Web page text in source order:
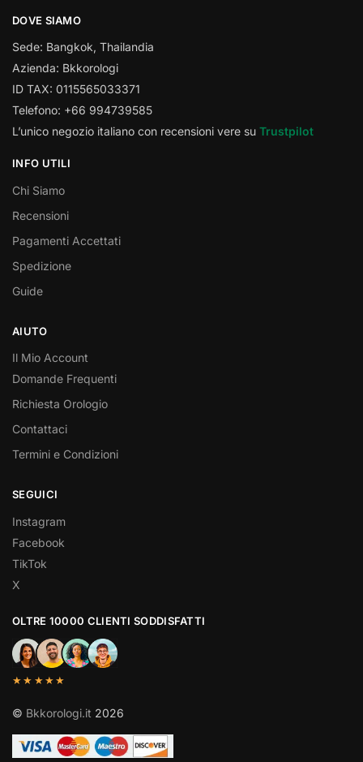
DOVE SIAMO
Sede: Bangkok, Thailandia
Azienda: Bkkorologi
ID TAX: 0115565033371
Telefono: +66 994739585
L’unico negozio italiano con recensioni vere su Trustpilot
INFO UTILI
Chi Siamo
Recensioni
Pagamenti Accettati
Spedizione
Guide
AIUTO
Il Mio Account
Domande Frequenti
Richiesta Orologio
Contattaci
Termini e Condizioni
SEGUICI
Instagram
Facebook
TikTok
X
OLTRE 10000 CLIENTI SODDISFATTI
★★★★★
© Bkkorologi.it 2026